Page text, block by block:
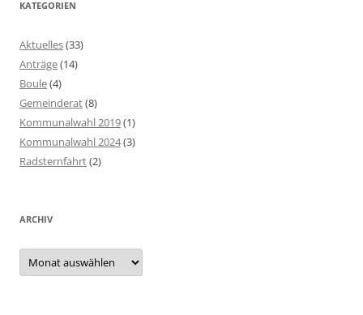
KATEGORIEN
Aktuelles(33)
Anträge(14)
Boule(4)
Gemeinderat(8)
Kommunalwahl 2019(1)
Kommunalwahl 2024(3)
Radsternfahrt(2)
ARCHIV
Archiv